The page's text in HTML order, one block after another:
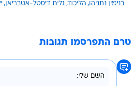
בנימין נתניהו הליכוד גלית דיסטל-אטבריאן
טרם התפרסמו תגובות